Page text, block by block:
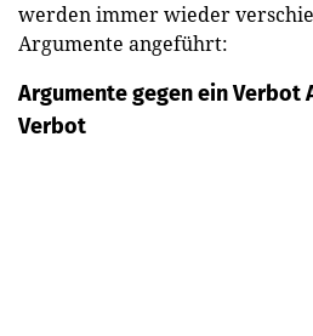
werden immer wieder
Argumente angeführt:
Argumente gegen ein Verbot
Verbot